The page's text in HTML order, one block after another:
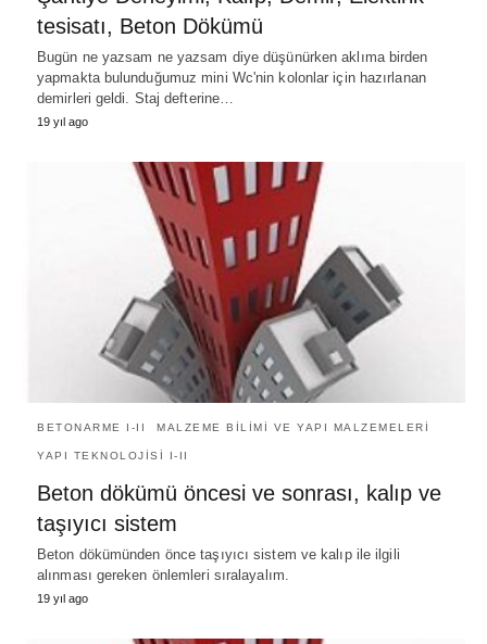
tesisatı, Beton Dökümü
Bugün ne yazsam ne yazsam diye düşünürken aklıma birden
yapmakta bulunduğumuz mini Wc'nin kolonlar için hazırlanan
demirleri geldi. Staj defterine…
19 yıl ago
BETONARME I-II MALZEME BILIMI VE YAPI MALZEMELERI
YAPI TEKNOLOJISI I-II
Beton dökümü öncesi ve sonrası, kalıp ve
taşıyıcı sistem
Beton dökümünden önce taşıyıcı sistem ve kalıp ile ilgili
alınması gereken önlemleri sıralayalım.
19 yıl ago